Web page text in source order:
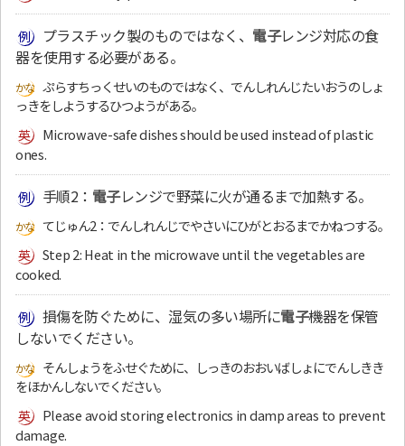
プラスチック製のものではなく、 電子レンジ対応の食
器を使用する必要がある。
ぷらすちっくせいのものではなく、でんしれんじたいおうのしょ
っきをしようするひつようがある。
Microwave-safe dishes should be used instead of plastic
ones.
手順2： 電子レンジで野菜に火が通るまで加熱する。
てじゅん2：でんしれんじでやさいにひがとおるまでかねつする。
Step 2: Heat in the microwave until the vegetables are
cooked.
損傷を防ぐために、湿気の多い場所に電子機器を保管
しないでください。
そんしょうをふせぐために、しっきのおおいばしょにでんしきき
をほかんしないでください。
Please avoid storing electronics in damp areas to prevent
damage.